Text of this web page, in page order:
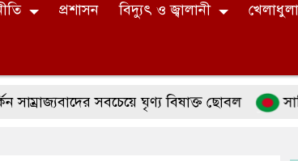
প্রশাসন বিদ্যুৎ ও জ্বালানী খেলাধুলা
সবচেয়ে ঘৃণ্য বিষাক্ত ছোবল সাকিব আল